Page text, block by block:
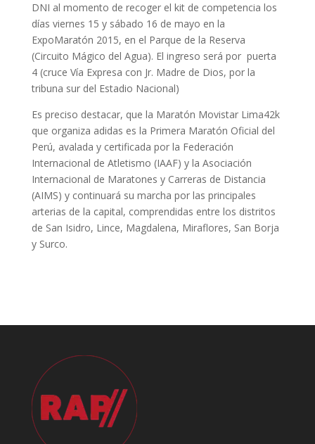
DNI al momento de recoger el kit de competencia los
días viernes 15 y sábado 16 de mayo en la
ExpoMaratón 2015, en el Parque de la Reserva
(Circuito Mágico del Agua). El ingreso será por puerta
4 (cruce Vía Expresa con Jr. Madre de Dios, por la
tribuna sur del Estadio Nacional)
Es preciso destacar, que la Maratón Movistar Lima42k
que organiza adidas es la Primera Maratón Oficial del
Perú, avalada y certificada por la Federación
Internacional de Atletismo (IAAF) y la Asociación
Internacional de Maratones y Carreras de Distancia
(AIMS) y continuará su marcha por las principales
arterias de la capital, comprendidas entre los distritos
de San Isidro, Lince, Magdalena, Miraflores, San Borja
y Surco.